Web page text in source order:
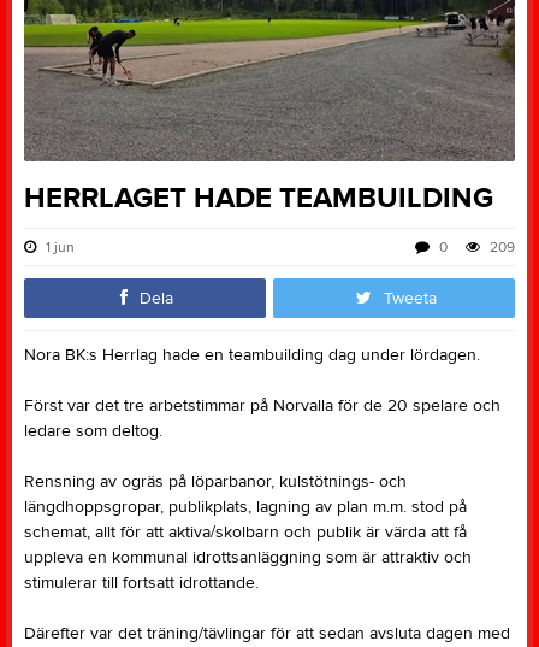
HERRLAGET HADE TEAMBUILDING
1 jun 209
0
Dela Tweeta
Nora BK:s Herrlag hade en teambuilding dag under lördagen.
Först var det tre arbetstimmar på Norvalla för de 20 spelare och
ledare som deltog.
Rensning av ogräs på löparbanor, kulstötnings- och
längdhoppsgropar, publikplats, lagning av plan m.m. stod på
schemat, allt för att aktiva/skolbarn och publik är värda att få
uppleva en kommunal idrottsanläggning som är attraktiv och
stimulerar till fortsatt idrottande.
Därefter var det träning/tävlingar för att sedan avsluta dagen med